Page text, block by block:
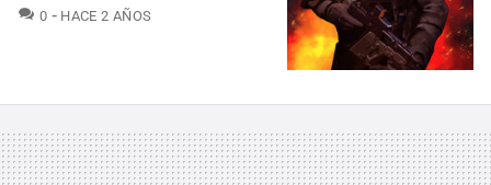
0 COMENTARIOS
HACE 2 AÑOS